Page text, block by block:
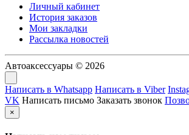
Личный кабинет
История заказов
Мои закладки
Рассылка новостей
Автоаксессуары © 2026
Написать в Whatsapp Написать в Viber
VK Написать письмо Заказать звонок
×